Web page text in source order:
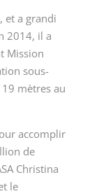
et a grandi
2014, il a
Mission
sous-
mètres au
accomplir
de
Christina
le